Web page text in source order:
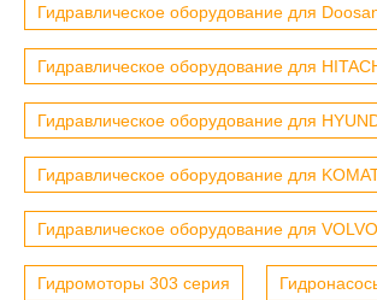
Гидравлическое оборудование для
Гидравлическое оборудование для
Гидравлическое оборудование для
Гидравлическое оборудование для
Гидравлическое оборудование для VOLVO
Гидромоторы 303 серия